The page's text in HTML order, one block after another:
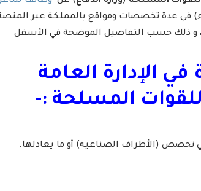
عدة تخصصات ومواقع بالمملكة عبر
و ذلك حسب التفاصيل الموضحة في الأسفل
في الإدارة العامة
المسلحة :-
تخصص (الأطراف الصناعية) أو ما يعادلها.